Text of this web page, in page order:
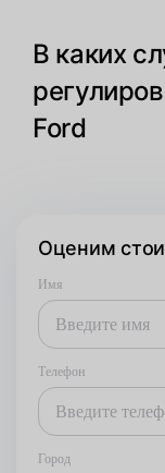
В каких
Ford
Оценим
Имя
Телефон
Город